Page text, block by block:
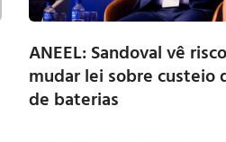
ANEEL: Sandoval vê
mudar lei sobre custeio
de baterias